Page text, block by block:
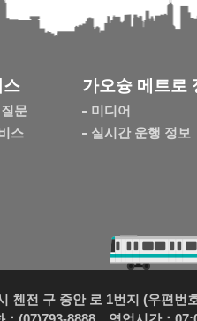
스
문
스
가오슝 메트로
미디어
실시간 운행 정보
첸전 구 중안 로 1번지 (우편번